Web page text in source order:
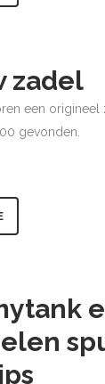
zadel
een origineel
gevonden.